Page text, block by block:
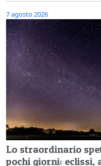
7 agosto 2026
Lo straordinario
pochi giorni: eclissi,